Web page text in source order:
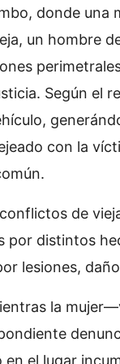
donde una
un hombre
Según el
con la
de
por distintos
lesiones,
la
el lugar